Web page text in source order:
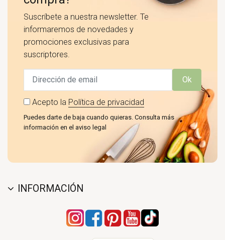
Suscríbete a nuestra newsletter. Te
informaremos de novedades y
promociones exclusivas para
suscriptores.
Ok
Acepto la Política de privacidad
Puedes darte de baja cuando quieras. Consulta más
información en el aviso legal
INFORMACIÓN